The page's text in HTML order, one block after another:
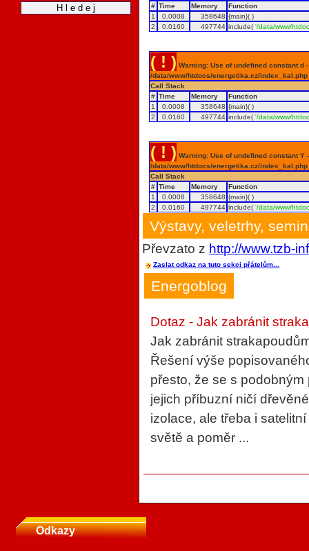
# Time Memory
Function
1
0.0008 358648 {main}( )
2
0.0160 497744 include('/data/www/
( ! ) Warning: Use of undefined constant
/data/www/htdocs/energetika.cz/
Call Stack
# Time Memory
Function
1
0.0008 358648 {main}( )
2
0.0160 497744 include('/data/www/
( ! ) Warning: Use of undefined constant
/data/www/htdocs/energetika.cz/
Call Stack
# Time Memory
Function
1
0.0008 358648 {main}( )
2
0.0160 497744 include('/data/www/
Výstavy, veletrhy,
Převzato z http://www.tzb-
Zaslat odkaz na tuto sekci přátelům...
Energoblog
Dotaz - Jak zabránit
Jak zabránit
Řešení výše
přesto, že se s
jejich příbuzní ničí
izolace, ale třeba i
světě a poměr ...
Odkazy